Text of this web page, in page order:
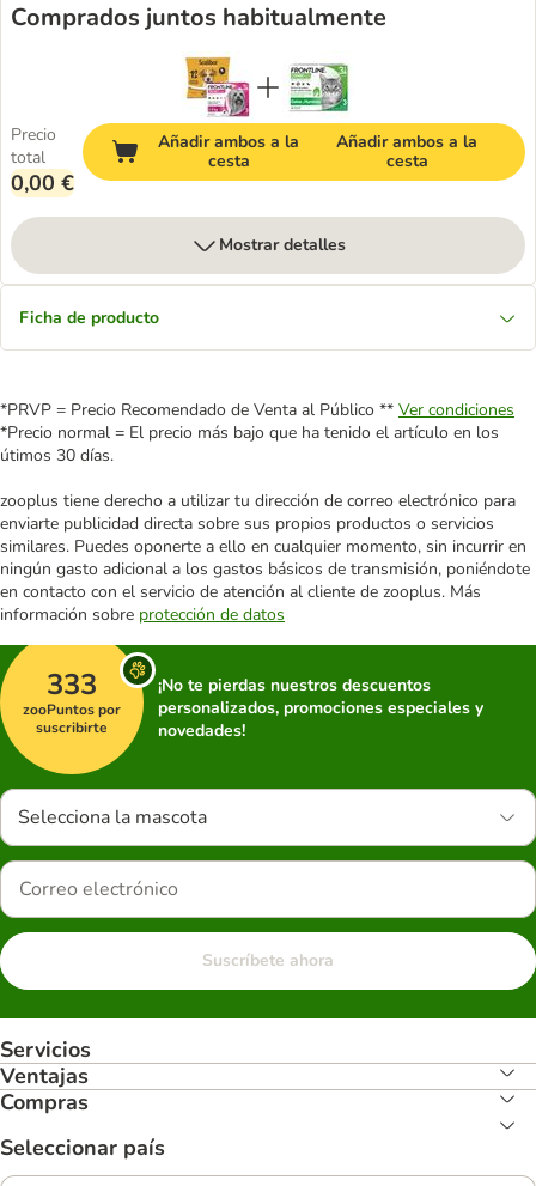
Comprados juntos habitualmente
Precio
total
0,00 €
Añadir ambos a la
cesta
Añadir ambos a la
cesta
Mostrar detalles
Ficha de producto
*PRVP = Precio Recomendado de Venta al Público ** Ver condiciones
*Precio normal = El precio más bajo que ha tenido el artículo en los
útimos 30 días.
zooplus tiene derecho a utilizar tu dirección de correo electrónico para
enviarte publicidad directa sobre sus propios productos o servicios
similares. Puedes oponerte a ello en cualquier momento, sin incurrir en
ningún gasto adicional a los gastos básicos de transmisión, poniéndote
en contacto con el servicio de atención al cliente de zooplus. Más
información sobre protección de datos
333
zooPuntos por
suscribirte
¡No te pierdas nuestros descuentos
personalizados, promociones especiales y
novedades!
Selecciona la mascota
Suscríbete ahora
Servicios
Ventajas
Compras
Seleccionar país